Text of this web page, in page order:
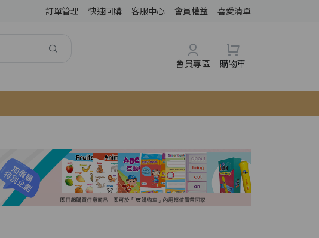
訂單管理 快速回購 客服中心 會員權益 喜愛清單
會員專區 購物車